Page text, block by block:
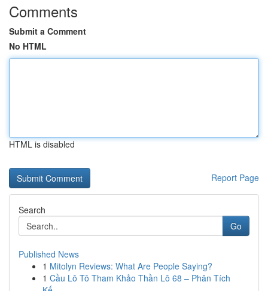
Comments
Submit a Comment
No HTML
HTML is disabled
Report Page
Search
Go
Published News
1 Mitolyn Reviews: What Are People Saying?
1 Cầu Lô Tô Tham Khảo Thần Lô 68 – Phân Tích